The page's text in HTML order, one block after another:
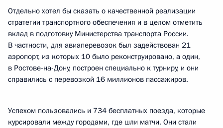
Отдельно хотел бы сказать о качественной реализации
стратегии транспортного обеспечения и в целом отметить
вклад в подготовку Министерства транспорта России.
В частности, для авиаперевозок был задействован 21
аэропорт, из которых 10 было реконструировано, а один,
в Ростове-на-Дону, построен специально к турниру, и они
справились с перевозкой 16 миллионов пассажиров.
Успехом пользовались и 734 бесплатных поезда, которые
курсировали между городами, где шли матчи. Они стали